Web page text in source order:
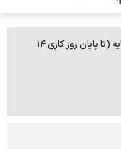
🔴 اکسل جامع داده‌های بازار سرمایه (تا پایان روز کاری ۱۴